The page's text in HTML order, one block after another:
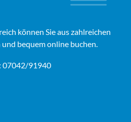
können Sie aus zahlreichen
bequem online buchen.
07042/91940